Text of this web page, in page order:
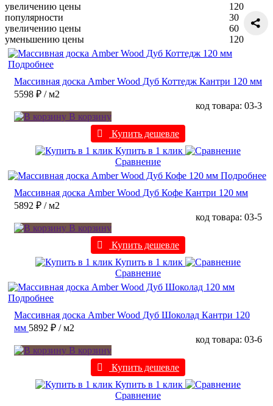
увеличению цены
популярности
увеличению цены
уменьшению цены
120
30
60
120
Подробнее
Массивная доска Amber Wood Дуб Коттедж Кантри 120 мм
5598 ₽ / м2
код товара: 03-3
В корзину
Купить дешевле
Купить в 1 клик
Сравнение
Подробнее
Массивная доска Amber Wood Дуб Кофе Кантри 120 мм
5892 ₽ / м2
код товара: 03-5
В корзину
Купить дешевле
Купить в 1 клик
Сравнение
Подробнее
Массивная доска Amber Wood Дуб Шоколад Кантри 120
мм 5892 ₽ / м2
код товара: 03-6
В корзину
Купить дешевле
Купить в 1 клик
Сравнение